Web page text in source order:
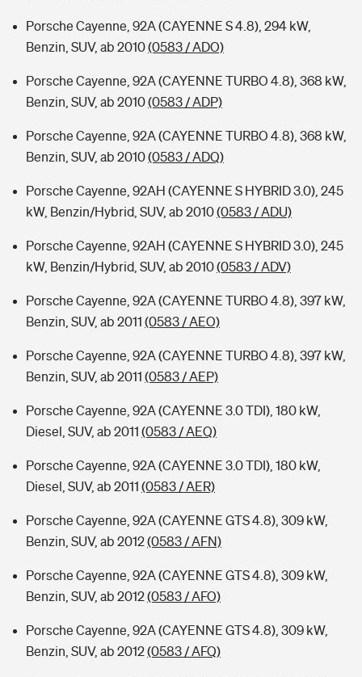
Porsche Cayenne, 92A (CAYENNE S 4.8), 294 kW,
Benzin, SUV, ab 2010(0583 / ADO)
Porsche Cayenne, 92A (CAYENNE TURBO 4.8), 368 kW,
Benzin, SUV, ab 2010(0583 / ADP)
Porsche Cayenne, 92A (CAYENNE TURBO 4.8), 368 kW,
Benzin, SUV, ab 2010(0583 / ADQ)
Porsche Cayenne, 92AH (CAYENNE S HYBRID 3.0), 245
kW, Benzin/Hybrid, SUV, ab 2010(0583 / ADU)
Porsche Cayenne, 92AH (CAYENNE S HYBRID 3.0), 245
kW, Benzin/Hybrid, SUV, ab 2010(0583 / ADV)
Porsche Cayenne, 92A (CAYENNE TURBO 4.8), 397 kW,
Benzin, SUV, ab 2011 (0583 / AEO)
Porsche Cayenne, 92A (CAYENNE TURBO 4.8), 397 kW,
Benzin, SUV, ab 2011 (0583 / AEP)
Porsche Cayenne, 92A (CAYENNE 3.0 TDI), 180 kW,
Diesel, SUV, ab 2011 (0583 / AEQ)
Porsche Cayenne, 92A (CAYENNE 3.0 TDI), 180 kW,
Diesel, SUV, ab 2011 (0583 / AER)
Porsche Cayenne, 92A (CAYENNE GTS 4.8), 309 kW,
Benzin, SUV, ab 2012(0583 / AFN)
Porsche Cayenne, 92A (CAYENNE GTS 4.8), 309 kW,
Benzin, SUV, ab 2012(0583 / AFO)
Porsche Cayenne, 92A (CAYENNE GTS 4.8), 309 kW,
Benzin, SUV, ab 2012(0583 / AFQ)